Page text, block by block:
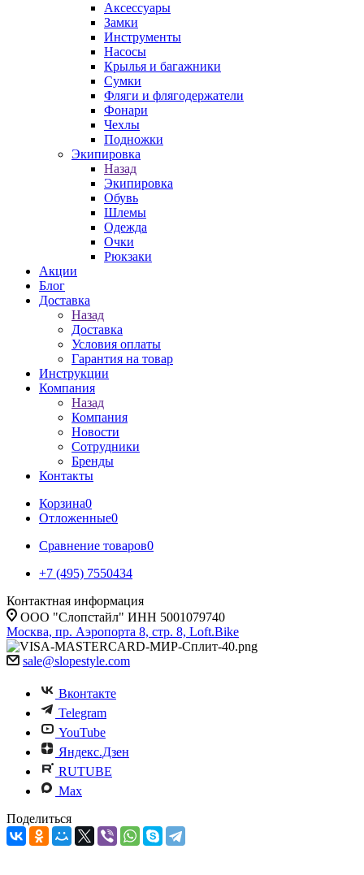
Аксессуары
Замки
Инструменты
Насосы
Крылья и багажники
Сумки
Фляги и флягодержатели
Фонари
Чехлы
Подножки
Экипировка
Назад
Экипировка
Обувь
Шлемы
Одежда
Очки
Рюкзаки
Акции
Блог
Доставка
Назад
Доставка
Условия оплаты
Гарантия на товар
Инструкции
Компания
Назад
Компания
Новости
Сотрудники
Бренды
Контакты
Корзина0
Отложенные0
Сравнение товаров0
+7 (495) 7550434
Контактная информация
ООО "Слопстайл" ИНН 5001079740
Москва, пр. Аэропорта 8, стр. 8, Loft.Bike
sale@slopestyle.com
Вконтакте
Telegram
YouTube
Яндекс.Дзен
RUTUBE
Max
Поделиться